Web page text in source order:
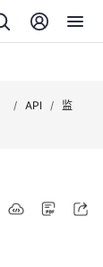
/ API /
监